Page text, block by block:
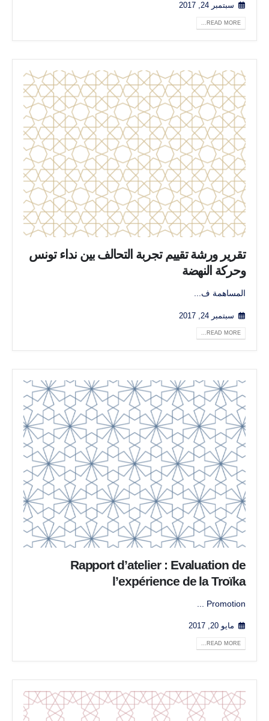
سبتمبر 24, 2017
READ MORE...
تقرير ورشة تقييم تجربة التحالف بين نداء تونس
وحركة النهضة
المساهمة ف...
سبتمبر 24, 2017
READ MORE...
Rapport d’atelier : Evaluation de
l’expérience de la Troïka
Promotion ...
مايو 20, 2017
READ MORE...